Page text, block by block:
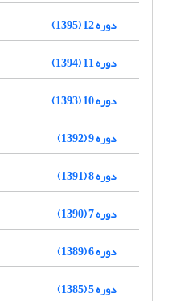
دوره 12 (1395)
دوره 11 (1394)
دوره 10 (1393)
دوره 9 (1392)
دوره 8 (1391)
دوره 7 (1390)
دوره 6 (1389)
دوره 5 (1385)